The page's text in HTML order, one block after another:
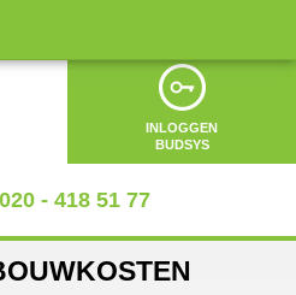
INLOGGEN
BUDSYS
- 418 51 77